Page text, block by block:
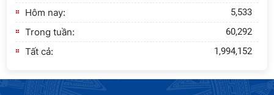
Hôm nay: 5,533
Trong tuần: 60,292
Tất cả: 1,994,152